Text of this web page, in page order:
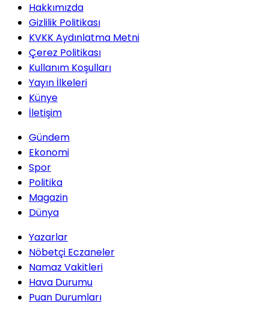
Hakkımızda
Gizlilik Politikası
KVKK Aydınlatma Metni
Çerez Politikası
Kullanım Koşulları
Yayın İlkeleri
Künye
İletişim
Gündem
Ekonomi
Spor
Politika
Magazin
Dünya
Yazarlar
Nöbetçi Eczaneler
Namaz Vakitleri
Hava Durumu
Puan Durumları